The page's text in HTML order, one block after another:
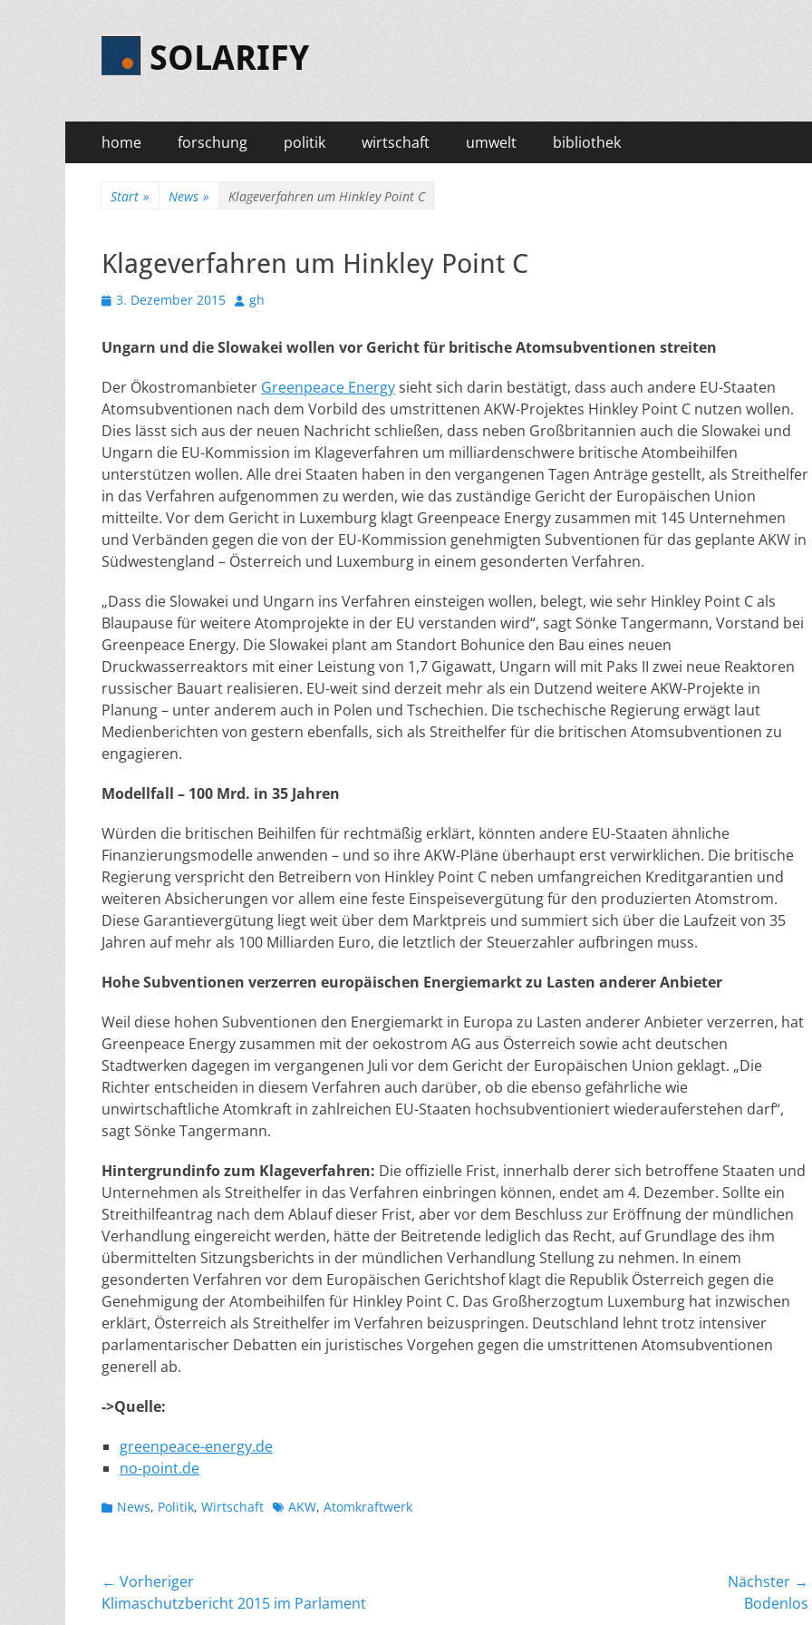
SOLARIFY
Primäres
Menü
Zum
Inhalt
home forschung politik wirtschaft umwelt bibliothek
Start » News » Klageverfahren um Hinkley Point C
Klageverfahren um Hinkley Point C
Veröffentlicht
3. Dezember 2015 Autor
gh
Ungarn und die Slowakei wollen vor Gericht für britische Atomsubventionen streiten
Der Ökostromanbieter Greenpeace Energysieht sich darin bestätigt, dass auch andere EU-Staaten
Atomsubventionen nach dem Vorbild des umstrittenen AKW-Projektes Hinkley Point C nutzen wollen.
Dies lässt sich aus der neuen Nachricht schließen, dass neben Großbritannien auch die Slowakei und
Ungarn die EU-Kommission im Klageverfahren um milliardenschwere britische Atombeihilfen
unterstützen wollen. Alle drei Staaten haben in den vergangenen Tagen Anträge gestellt, als Streithelfer
in das Verfahren aufgenommen zu werden, wie das zuständige Gericht der Europäischen Union
mitteilte. Vor dem Gericht in Luxemburg klagt Greenpeace Energy zusammen mit 145 Unternehmen
und Verbänden gegen die von der EU-Kommission genehmigten Subventionen für das geplante AKW in
Südwestengland – Österreich und Luxemburg in einem gesonderten Verfahren.
„Dass die Slowakei und Ungarn ins Verfahren einsteigen wollen, belegt, wie sehr Hinkley Point C als
Blaupause für weitere Atomprojekte in der EU verstanden wird“, sagt Sönke Tangermann, Vorstand bei
Greenpeace Energy. Die Slowakei plant am Standort Bohunice den Bau eines neuen
Druckwasserreaktors mit einer Leistung von 1,7 Gigawatt, Ungarn will mit Paks II zwei neue Reaktoren
russischer Bauart realisieren. EU-weit sind derzeit mehr als ein Dutzend weitere AKW-Projekte in
Planung – unter anderem auch in Polen und Tschechien. Die tschechische Regierung erwägt laut
Medienberichten von gestern ebenfalls, sich als Streithelfer für die britischen Atomsubventionen zu
engagieren.
Modellfall – 100 Mrd. in 35 Jahren
Würden die britischen Beihilfen für rechtmäßig erklärt, könnten andere EU-Staaten ähnliche
Finanzierungsmodelle anwenden – und so ihre AKW-Pläne überhaupt erst verwirklichen. Die britische
Regierung verspricht den Betreibern von Hinkley Point C neben umfangreichen Kreditgarantien und
weiteren Absicherungen vor allem eine feste Einspeisevergütung für den produzierten Atomstrom.
Diese Garantievergütung liegt weit über dem Marktpreis und summiert sich über die Laufzeit von 35
Jahren auf mehr als 100 Milliarden Euro, die letztlich der Steuerzahler aufbringen muss.
Hohe Subventionen verzerren europäischen Energiemarkt zu Lasten anderer Anbieter
Weil diese hohen Subventionen den Energiemarkt in Europa zu Lasten anderer Anbieter verzerren, hat
Greenpeace Energy zusammen mit der oekostrom AG aus Österreich sowie acht deutschen
Stadtwerken dagegen im vergangenen Juli vor dem Gericht der Europäischen Union geklagt. „Die
Richter entscheiden in diesem Verfahren auch darüber, ob die ebenso gefährliche wie
unwirtschaftliche Atomkraft in zahlreichen EU-Staaten hochsubventioniert wiederauferstehen darf“,
sagt Sönke Tangermann.
Hintergrundinfo zum Klageverfahren: Die offizielle Frist, innerhalb derer sich betroffene Staaten und
Unternehmen als Streithelfer in das Verfahren einbringen können, endet am 4. Dezember. Sollte ein
Streithilfeantrag nach dem Ablauf dieser Frist, aber vor dem Beschluss zur Eröffnung der mündlichen
Verhandlung eingereicht werden, hätte der Beitretende lediglich das Recht, auf Grundlage des ihm
übermittelten Sitzungsberichts in der mündlichen Verhandlung Stellung zu nehmen. In einem
gesonderten Verfahren vor dem Europäischen Gerichtshof klagt die Republik Österreich gegen die
Genehmigung der Atombeihilfen für Hinkley Point C. Das Großherzogtum Luxemburg hat inzwischen
erklärt, Österreich als Streithelfer im Verfahren beizuspringen. Deutschland lehnt trotz intensiver
parlamentarischer Debatten ein juristisches Vorgehen gegen die umstrittenen Atomsubventionen
generell ab.
->Quelle:
greenpeace-energy.de
no-point.de
Kategorien
News, Politik, Wirtschaft Schlagworte
AKW, Atomkraftwerk
Beitragsnavigation
← Vorheriger
Vorheriger
Klimaschutzbericht 2015 im Parlament
Nächster →
Bodenlos